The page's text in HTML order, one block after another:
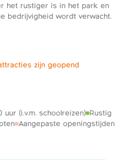
het rustiger is in het park en
bedrijvigheid wordt verwacht.
zijn geopend
Aangepaste openingstijden
uur (i.v.m. schoolreizen) Rustig